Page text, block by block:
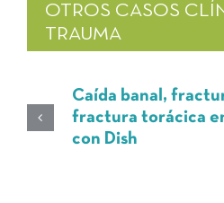
OTROS CASOS
TRAUMA
Caída banal,
fractura torácica
con Dish